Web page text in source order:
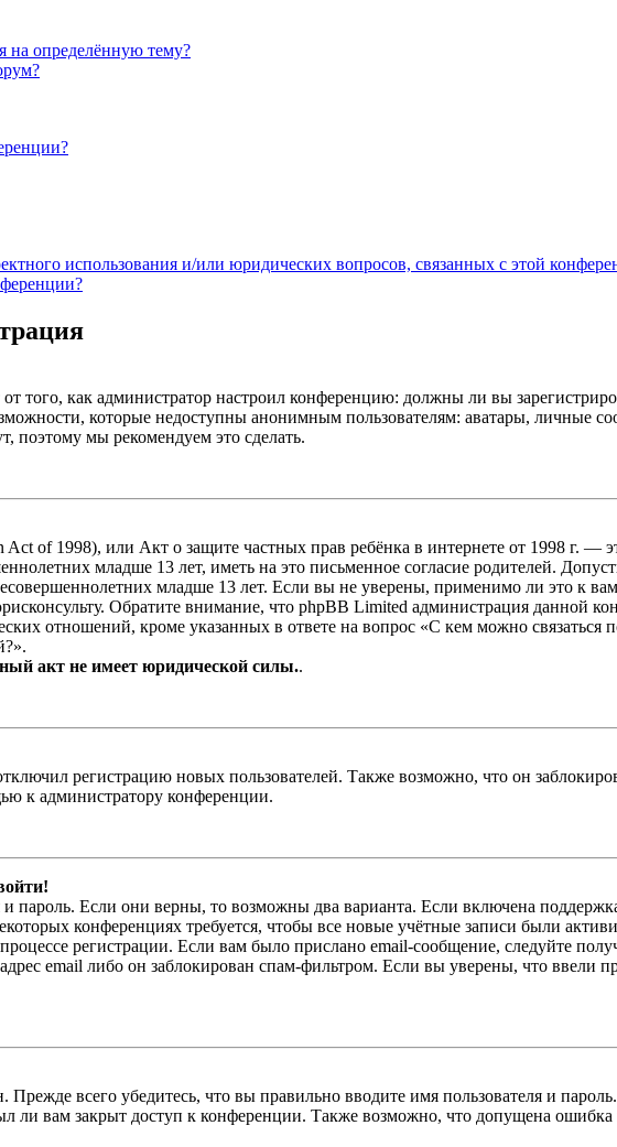
на определённую тему?
использования и/или юридических вопросов, связанных с этой
того, как администратор настроил конференцию: должны ли вы
которые недоступны анонимным пользователям: аватары, личные
поэтому мы рекомендуем это сделать.
Act of 1998), или Акт о защите частных прав ребёнка в интернете от 1998 г.
младше 13 лет, иметь на это письменное согласие родителей.
младше 13 лет. Если вы не уверены, применимо ли это к
Обратите внимание, что phpBB Limited администрация данной
отношений, кроме указанных в ответе на вопрос «С кем можно связаться
акт не имеет юридической силы..
регистрацию новых пользователей. Также возможно, что он
к администратору конференции.
и пароль. Если они верны, то возможны два варианта. Если включена
конференциях требуется, чтобы все новые учётные записи были
регистрации. Если вам было прислано email-сообщение, следуйте
email либо он заблокирован спам-фильтром. Если вы уверены, что ввели
всего убедитесь, что вы правильно вводите имя пользователя и
ли вам закрыт доступ к конференции. Также возможно, что допущена